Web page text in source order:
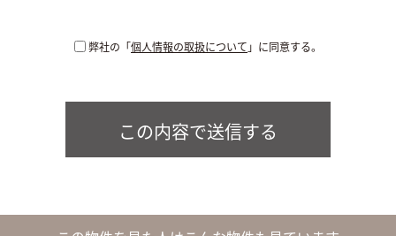
弊社の「個人情報の取扱について 」に同意する。
この内容で送信する